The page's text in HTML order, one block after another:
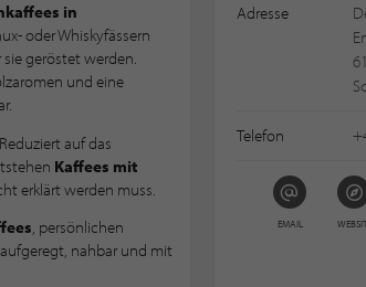
in
oder Whiskyfässern
geröstet werden.
und eine
auf das
Kaffees mit
erklärt werden muss.
, persönlichen
nahbar und mit
Adresse
Telefon
EMAIL